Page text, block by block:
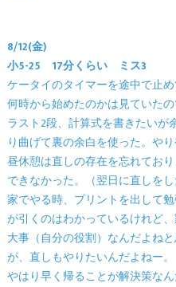
8/12(金)
小5-25 17分くらい ミス3
ケータイのタイマーを途中で止め
何時から始めたのかは見ていたの
ラスト2段、計算式を書きたい
り曲げて裏の余白を使った。や
昼休憩は直しの存在を忘れてお
できなかった。（翌日に直しを
家でやる時、プリントを出して
が引くのはわかっているけれど
大事（自分の役割）なんだよねと
が、直しもやりたいんだよねー。
やはり早く帰ることが解決策なん